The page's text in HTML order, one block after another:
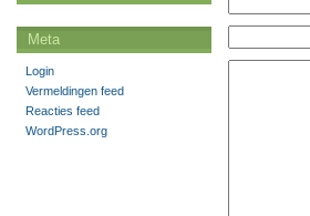
Meta
Login
Vermeldingen feed
Reacties feed
WordPress.org